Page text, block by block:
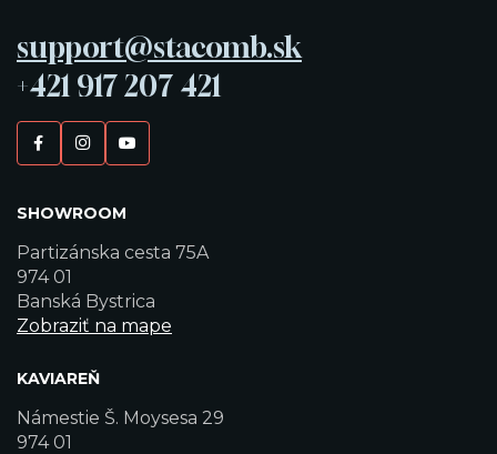
support@stacomb.sk
+421 917 207 421
SHOWROOM
Partizánska cesta 75A
974 01
Banská Bystrica
Zobraziť na mape
KAVIAREŇ
Námestie Š. Moysesa 29
974 01